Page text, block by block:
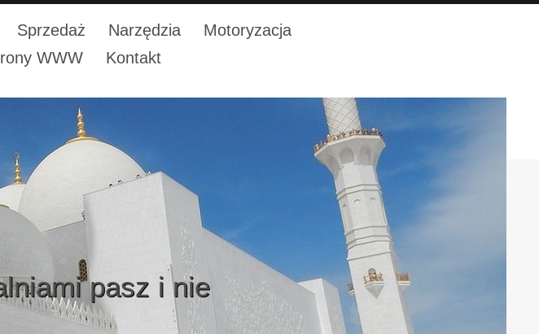
Sprzedaż Narzędzia
Motoryzacja
WWW Kontakt
pasz i nie